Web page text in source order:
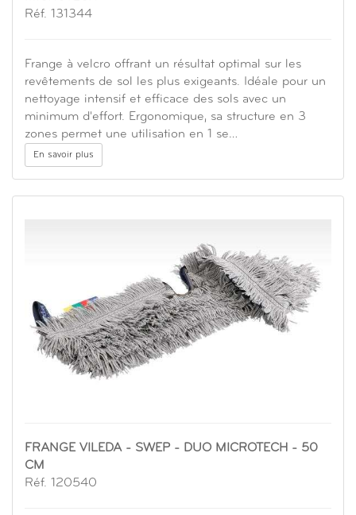
Réf. 131344
Frange à velcro offrant un résultat optimal sur les
revêtements de sol les plus exigeants. Idéale pour un
nettoyage intensif et efficace des sols avec un
minimum d'effort. Ergonomique, sa structure en 3
zones permet une utilisation en 1 se…
En savoir plus
FRANGE VILEDA - SWEP - DUO MICROTECH - 50
CM
Réf. 120540